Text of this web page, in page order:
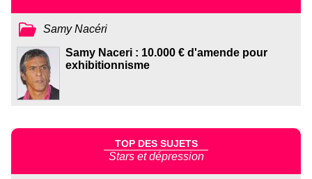
Samy Nacéri
Samy Naceri : 10.000 € d'amende pour
exhibitionnisme
TOP DES SUJETS
Stars et dépression